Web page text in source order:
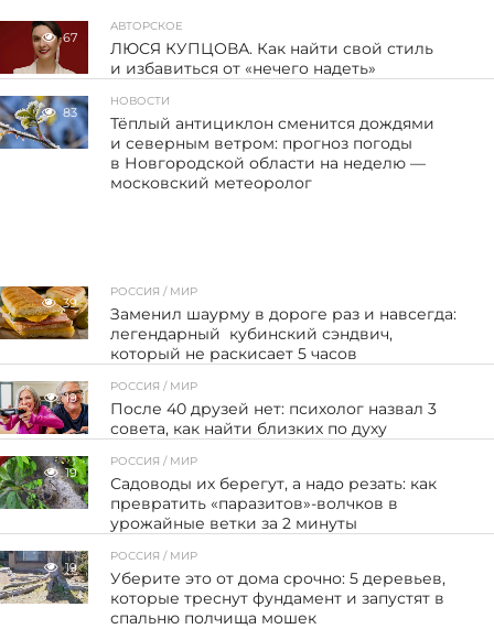
67
АВТОРСКОЕ
ЛЮСЯ КУПЦОВА. Как найти свой стиль
и избавиться от «нечего надеть»
83
НОВОСТИ
Тёплый антициклон сменится дождями
и северным ветром: прогноз погоды
в Новгородской области на неделю —
московский метеоролог
39
РОССИЯ / МИР
Заменил шаурму в дороге раз и навсегда:
легендарный кубинский сэндвич,
который не раскисает 5 часов
19
РОССИЯ / МИР
После 40 друзей нет: психолог назвал 3
совета, как найти близких по духу
19
РОССИЯ / МИР
Садоводы их берегут, а надо резать: как
превратить «паразитов»-волчков в
урожайные ветки за 2 минуты
19
РОССИЯ / МИР
Уберите это от дома срочно: 5 деревьев,
которые треснут фундамент и запустят в
спальню полчища мошек